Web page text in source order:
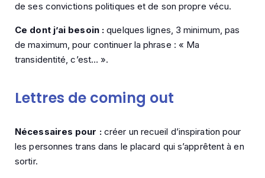
de ses convictions politiques et de son propre vécu.
Ce dont j’ai besoin : quelques lignes, 3 minimum, pas
de maximum, pour continuer la phrase : « Ma
transidentité, c’est… ».
Lettres de coming out
Nécessaires pour :créer un recueil d’inspiration pour
les personnes trans dans le placard qui s’apprêtent à en
sortir.